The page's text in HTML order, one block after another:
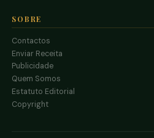
SOBRE
Contactos
Enviar Receita
Publicidade
Quem Somos
Estatuto Editorial
Copyright